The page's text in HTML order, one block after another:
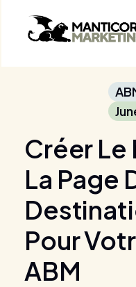
Créer
La Page
Pour
ABM